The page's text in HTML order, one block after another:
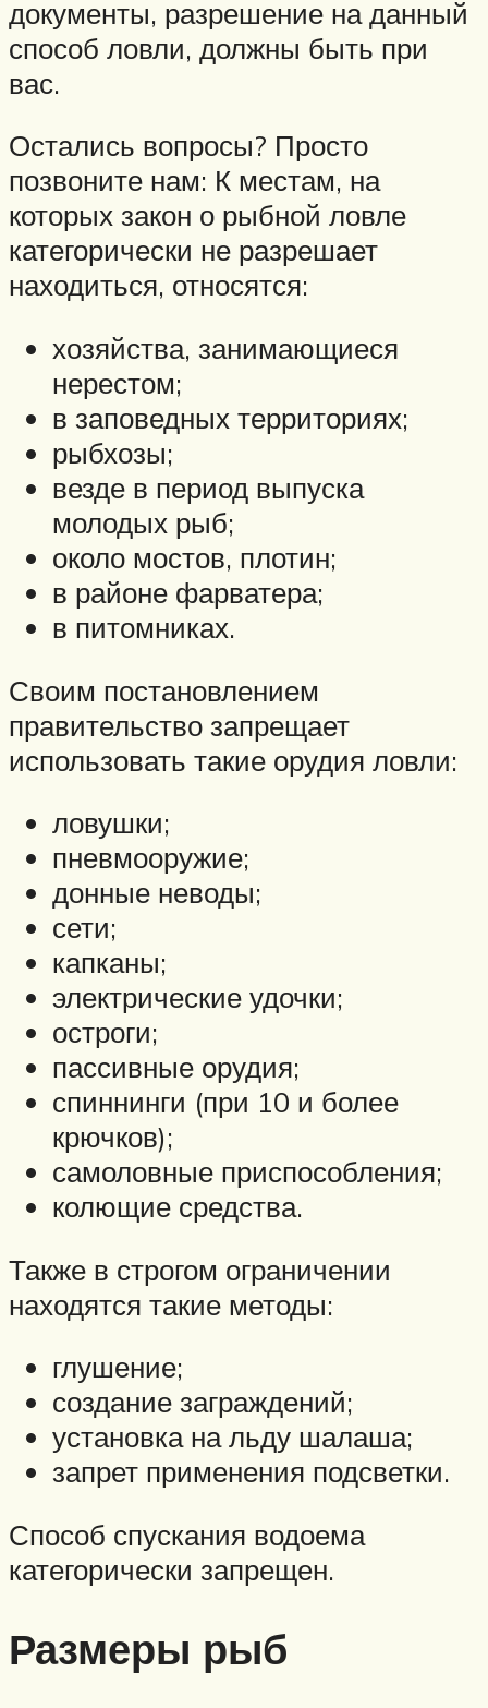
документы, разрешение на данный
способ ловли, должны быть при
вас.
Остались вопросы? Просто
позвоните нам: К местам, на
которых закон о рыбной ловле
категорически не разрешает
находиться, относятся:
хозяйства, занимающиеся
нерестом;
в заповедных территориях;
рыбхозы;
везде в период выпуска
молодых рыб;
около мостов, плотин;
в районе фарватера;
в питомниках.
Своим постановлением
правительство запрещает
использовать такие орудия ловли:
ловушки;
пневмооружие;
донные неводы;
сети;
капканы;
электрические удочки;
остроги;
пассивные орудия;
спиннинги (при 10 и более
крючков);
самоловные приспособления;
колющие средства.
Также в строгом ограничении
находятся такие методы:
глушение;
создание заграждений;
установка на льду шалаша;
запрет применения подсветки.
Способ спускания водоема
категорически запрещен.
Размеры рыб